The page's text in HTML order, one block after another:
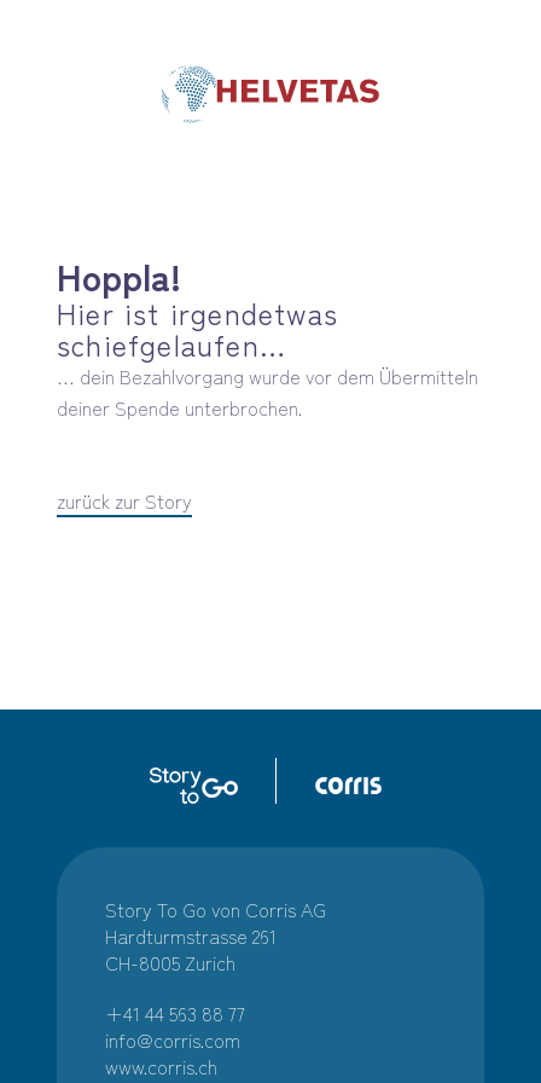
Hoppla!
Hier ist irgendetwas
schiefgelaufen…
… dein Bezahlvorgang wurde vor dem Übermitteln
deiner Spende unterbrochen.
zurück zur Story
Story To Go von Corris AG
Hardturmstrasse 261
CH-8005 Zurich
+41 44 563 88 77
info@corris.com
www.corris.ch